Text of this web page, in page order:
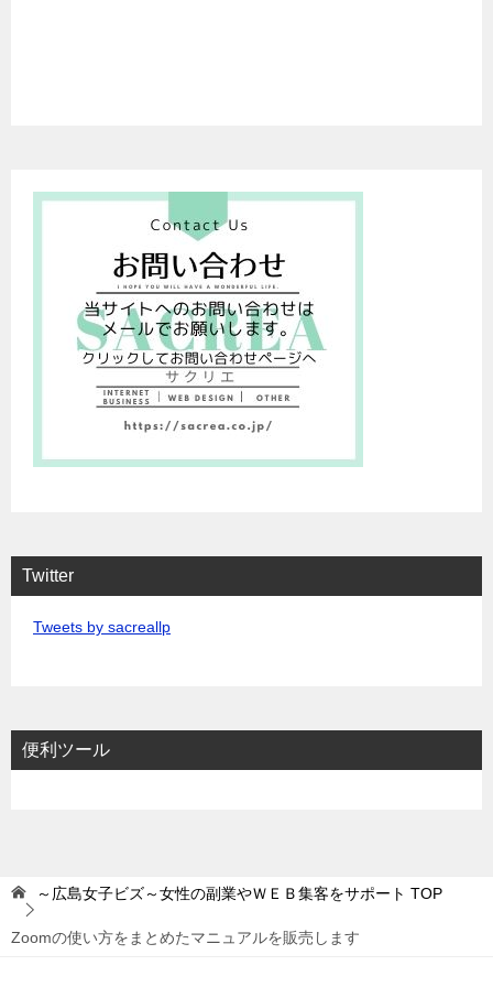
Twitter
Tweets by sacreallp
便利ツール
～広島女子ビズ～女性の副業やＷＥＢ集客をサポート TOP
Zoomの使い方をまとめたマニュアルを販売します